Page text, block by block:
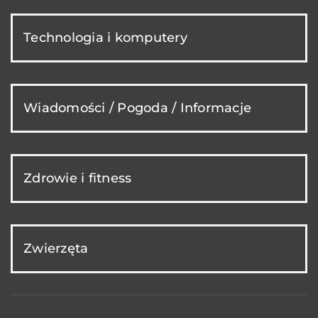
Technologia i komputery
Wiadomości / Pogoda / Informacje
Zdrowie i fitness
Zwierzęta